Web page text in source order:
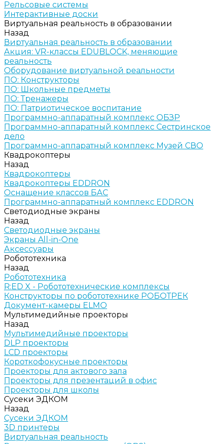
Рельсовые системы
Интерактивные доски
Виртуальная реальность в образовании
Назад
Виртуальная реальность в образовании
Акция: VR-классы EDUBLOCK, меняющие
реальность
Оборудование виртуальной реальности
ПО: Конструкторы
ПО: Школьные предметы
ПО: Тренажеры
ПО: Патриотическое воспитание
Программно-аппаратный комплекс ОБЗР
Программно-аппаратный комплекс Сестринское
дело
Программно-аппаратный комплекс Музей СВО
Квадрокоптеры
Назад
Квадрокоптеры
Квадрокоптеры EDDRON
Оснащение классов БАС
Программно-аппаратный комплекс EDDRON
Светодиодные экраны
Назад
Светодиодные экраны
Экраны All-in-One
Аксессуары
Робототехника
Назад
Робототехника
R:ED X - Робототехнические комплексы
Конструкторы по робототехнике РОБОТРЕК
Документ-камеры ELMO
Мультимедийные проекторы
Назад
Мультимедийные проекторы
DLP проекторы
LCD проекторы
Короткофокусные проекторы
Проекторы для актового зала
Проекторы для презентаций в офис
Проекторы для школы
Сусеки ЭДКОМ
Назад
Сусеки ЭДКОМ
3D принтеры
Виртуальная реальность